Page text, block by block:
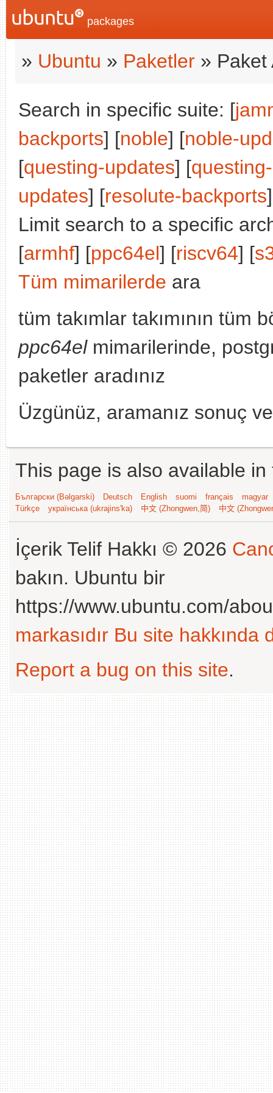
packages
» Ubuntu » Paketler » Paket
Search in specific suite: [
backports] [noble] [noble-
[questing-updates] [
updates] [resolute-backports
Limit search to a specific
[armhf] [ppc64el] [riscv64] [
Tüm mimarilerde ara
tüm takımlar takımının
ppc64elmimarilerinde,
paketler aradınız
Üzgünüz, aramanız sonuç
This page is also available
Български (Bəlgarski) Deutsch English suomi français
magyar
Türkçe
українська (ukrajins'ka) 中文 (Zhongwen,简) 中文
İçerik Telif Hakkı © 2026
bakın. Ubuntu bir
https://www.ubuntu.com/
markasıdır Bu site hakkında
Report a bug on this site.